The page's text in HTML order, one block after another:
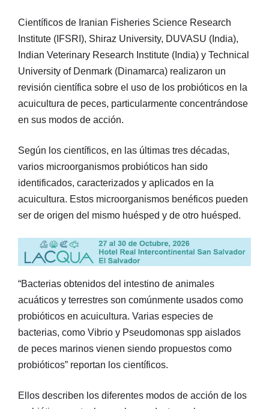
Científicos de Iranian Fisheries Science Research
Institute (IFSRI), Shiraz University, DUVASU (India),
Indian Veterinary Research Institute (India) y Technical
University of Denmark (Dinamarca) realizaron un
revisión científica sobre el uso de los probióticos en la
acuicultura de peces, particularmente concentrándose
en sus modos de acción.
Según los científicos, en las últimas tres décadas,
varios microorganismos probióticos han sido
identificados, caracterizados y aplicados en la
acuicultura. Estos microorganismos benéficos pueden
ser de origen del mismo huésped y de otro huésped.
“Bacterias obtenidos del intestino de animales
acuáticos y terrestres son comúnmente usados como
probióticos en acuicultura. Varias especies de
bacterias, como Vibrio y Pseudomonas spp aislados
de peces marinos vienen siendo propuestos como
probióticos” reportan los científicos.
Ellos describen los diferentes modos de acción de los